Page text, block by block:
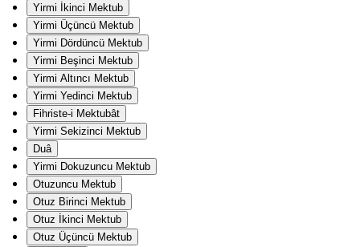
Yirmi İkinci Mektub
Yirmi Üçüncü Mektub
Yirmi Dördüncü Mektub
Yirmi Beşinci Mektub
Yirmi Altıncı Mektub
Yirmi Yedinci Mektub
Fihriste-i Mektubât
Yirmi Sekizinci Mektub
Duâ
Yirmi Dokuzuncu Mektub
Otuzuncu Mektub
Otuz Birinci Mektub
Otuz İkinci Mektub
Otuz Üçüncü Mektub